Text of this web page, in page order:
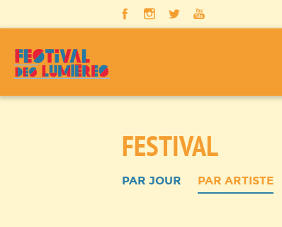
FESTIVAL
PAR JOUR PAR ARTISTE